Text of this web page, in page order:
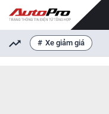
Xe giảm giá